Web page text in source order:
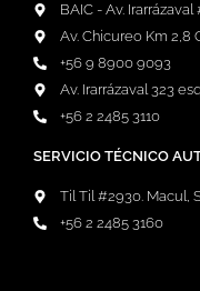
BAIC - Av.
Av. Chicureo Km 2,8
+56 9 8900 9093
Av. Irarrázaval 323
+56 2 2485 3110
SERVICIO TÉCNICO
Til Til #2930. Macul,
+56 2 2485 3160